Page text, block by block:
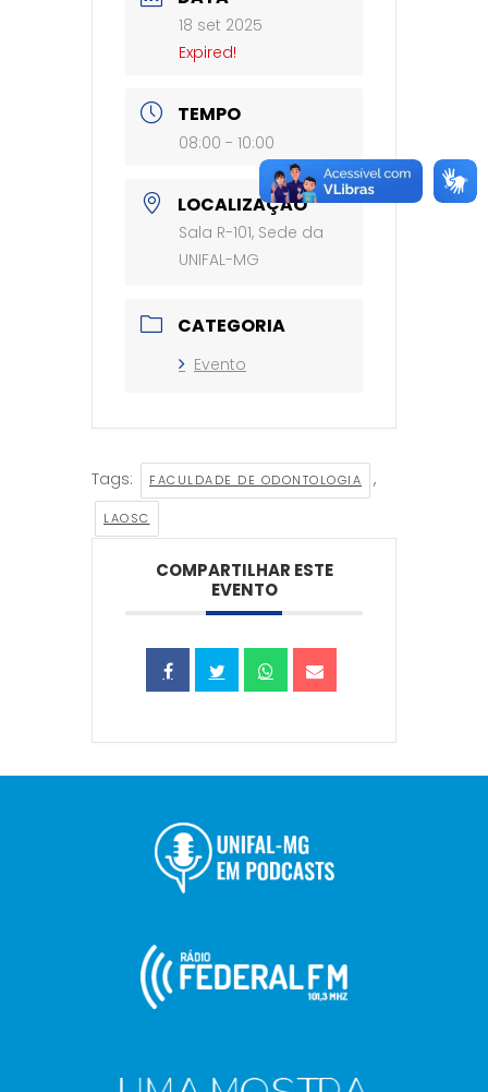
18 set 2025
Expired!
TEMPO
08:00 - 10:00
LOCALIZAÇÃO
Sala R-101, Sede da
UNIFAL-MG
CATEGORIA
Evento
Tags: FACULDADE DE ODONTOLOGIA ,
LAOSC
COMPARTILHAR ESTE
EVENTO